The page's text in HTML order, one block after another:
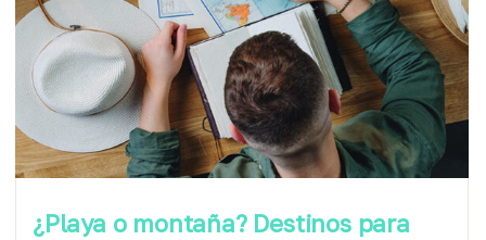
¿Playa o montaña? Destinos para